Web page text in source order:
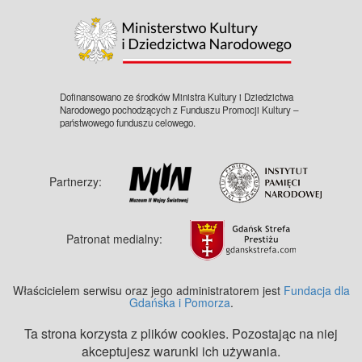
Dofinansowano ze środków Ministra Kultury i Dziedzictwa
Narodowego pochodzących z Funduszu Promocji Kultury –
państwowego funduszu celowego.
Partnerzy:
Patronat medialny:
Właścicielem serwisu oraz jego administratorem jest Fundacja dla
Gdańska i Pomorza.
Ta strona korzysta z plików cookies. Pozostając na niej
akceptujesz warunki ich używania.